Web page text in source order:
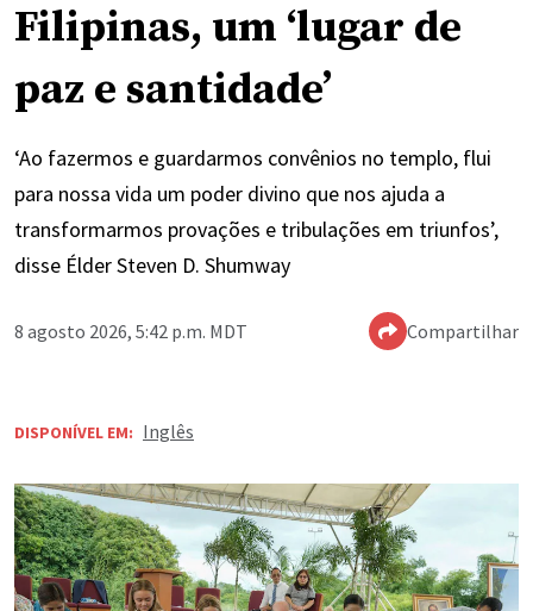
Filipinas, um ‘lugar de
paz e santidade’
‘Ao fazermos e guardarmos convênios no templo, flui
para nossa vida um poder divino que nos ajuda a
transformarmos provações e tribulações em triunfos’,
disse Élder Steven D. Shumway
8 agosto 2026, 5:42 p.m. MDT Compartilhar
DISPONÍVEL EM: Inglês